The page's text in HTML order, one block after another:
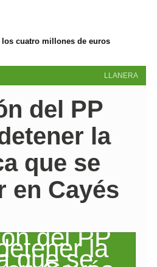
cuatro millones de euros
LLANERA
del PP
la
que se
en Cayés